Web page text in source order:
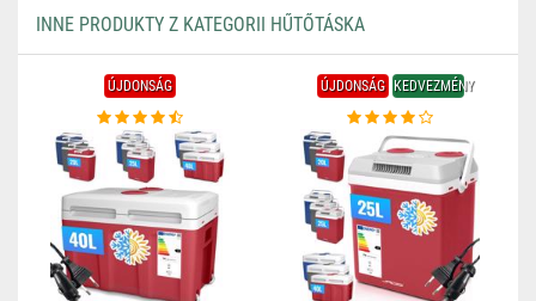
INNE PRODUKTY Z KATEGORII HŰTŐTÁSKA
ÚJDONSÁG ÚJDONSÁG KEDVEZMÉNY